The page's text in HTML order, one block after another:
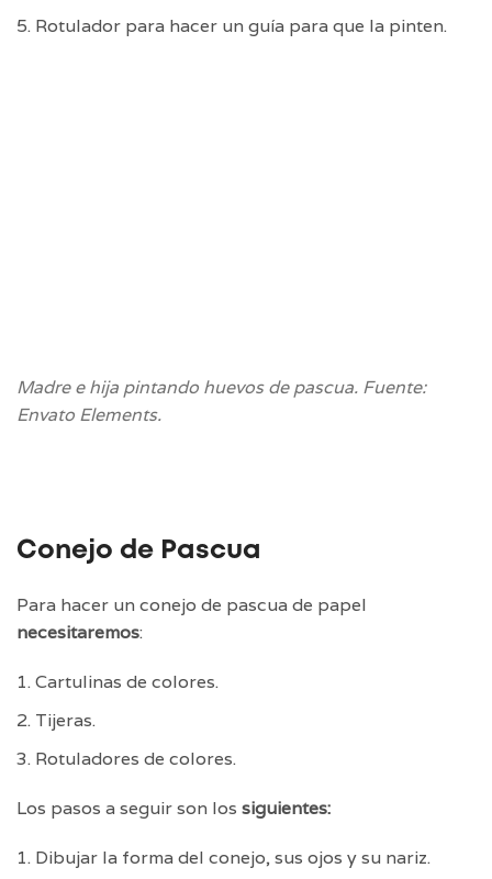
Rotulador para hacer un guía para que la pinten.
Madre e hija pintando huevos de pascua. Fuente:
Envato Elements.
Conejo de Pascua
Para hacer un conejo de pascua de papel
necesitaremos:
Cartulinas de colores.
Tijeras.
Rotuladores de colores.
Los pasos a seguir son los siguientes:
Dibujar la forma del conejo, sus ojos y su nariz.